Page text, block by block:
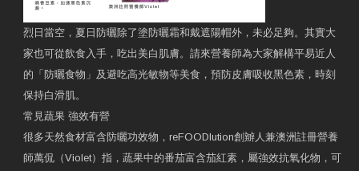
烈日當空，夏日防曬除了塗防曬霜和戴遮陽帽外，未必足夠。其實大
家也可從飲食入手，吃出美白肌膚。請來營養師為大家解構平易近人
的「防曬食物」及避吃高光敏物等美食，預防皮膚吸收黑色素，時刻
保持白滑肌。
常見蔬果 強效有營
很多天然食材富含防曬功效物，reFOODlution創辧人兼澳洲註冊營養
師萬侃（Violet）指，蔬果中的番茄富含茄紅素，屬強效抗氧化物，可